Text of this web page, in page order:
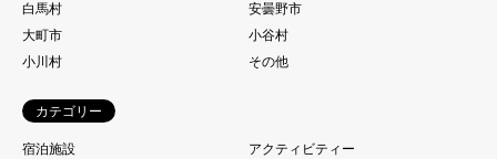
白馬村
安曇野市
大町市
小谷村
小川村
その他
カテゴリー
宿泊施設
アクティビティー